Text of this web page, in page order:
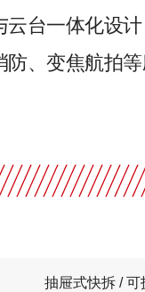
台一体化设
、变焦航拍等
抽屉式快拆 / 可